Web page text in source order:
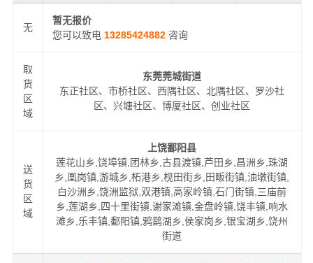
无
暂无报价
您可以致电 13285424882 咨询
取
货
区
域
东莞莞城街道
东正社区、市桥社区、西隅社区、北隅社区、罗沙社
区、兴塘社区、博厦社区、创业社区
送
货
区
域
上饶鄱阳县
莲花山乡,饶埠镇,团林乡,古县渡镇,芦田乡,昌洲乡,珠湖
乡,凰岗镇,游城乡,柘港乡,枧田街乡,田畈街镇,油墩街镇,
白沙洲乡,饶洲监狱,双港镇,高家岭镇,石门街镇,三庙前
乡,莲湖乡,四十里街镇,谢家滩镇,金盘岭镇,饶丰镇,响水
滩乡,乐丰镇,鄱阳镇,鸦鹊湖乡,侯家岗乡,银宝湖乡,饶州
街道